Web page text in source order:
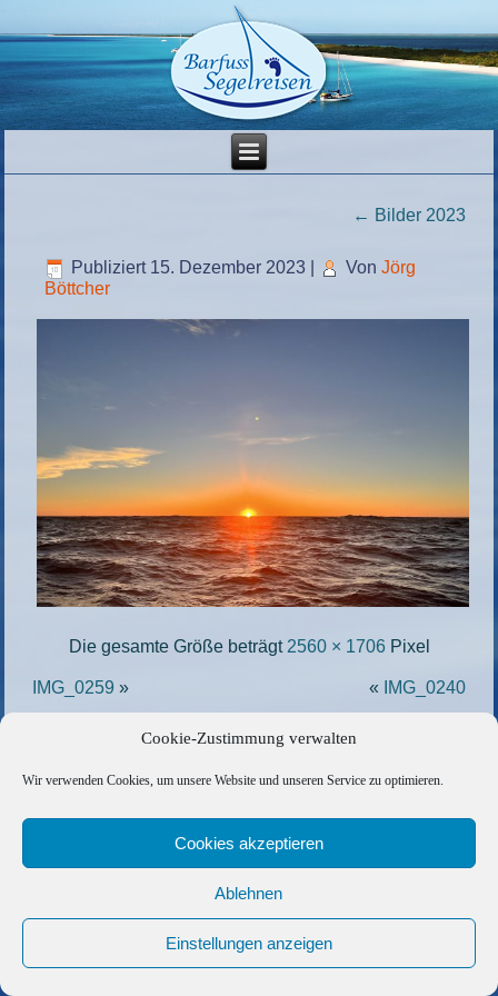
Cookie-Zustimmung verwalten
Wir verwenden Cookies, um unsere Website und unseren Service zu optimieren.
Cookies akzeptieren
Ablehnen
Einstellungen anzeigen
← Bilder 2023
Publiziert 15. Dezember 2023 Von Jörg
Böttcher
Die gesamte Größe beträgt 2560 × 1706Pixel
IMG_0259 » « IMG_0240
Kontakt|Impressum|Datenschutz|Cookie-Richtlinie
AGB|Befreundete Links